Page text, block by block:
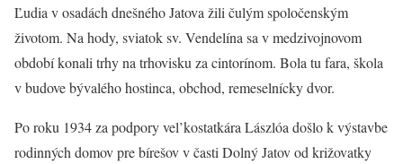
Ľudia v osadách dnešného Jatova žili čulým spoločenským
životom. Na hody, sviatok sv. Vendelína sa v medzivojnovom
období konali trhy na trhovisku za cintorínom. Bola tu fara, škola
v budove bývalého hostinca, obchod, remeselnícky dvor.
Po roku 1934 za podpory vel’kostatkára Lászlóa došlo k výstavbe
rodinných domov pre bírešov v časti Dolný Jatov od križovatky